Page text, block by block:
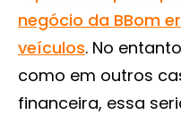
negócio da BBom
veículos. No
como em outros
financeira, essa